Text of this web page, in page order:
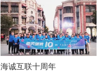
海诚互联十周年